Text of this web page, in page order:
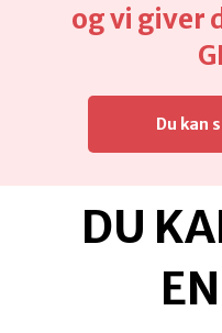
og vi giver
Du kan
DU